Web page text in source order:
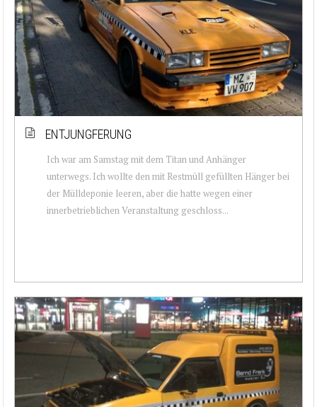
ENTJUNGFERUNG
Ich war am Samstag mit dem Titan und Anhänger
unterwegs. Ich wollte den mit Restmüll gefüllten Hänger bei
der Mülldeponie leeren, aber die hatte wegen einer
innerbetrieblichen Veranstaltung geschloss...